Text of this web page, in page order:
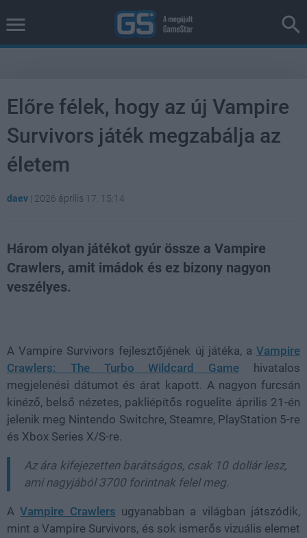
Előre félek, hogy az új Vampire
Survivors játék megzabálja az
életem
daev | 2026 április 17. 15:14
Három olyan játékot gyúr össze a Vampire
Crawlers, amit imádok és ez bizony nagyon
veszélyes.
A Vampire Survivors fejlesztőjének új játéka, a Vampire
Crawlers: The Turbo Wildcard Game hivatalos
megjelenési dátumot és árat kapott. A nagyon furcsán
kinéző, belső nézetes, pakliépítős roguelite április 21-én
jelenik meg Nintendo Switchre, Steamre, PlayStation 5-re
és Xbox Series X/S-re.
Az ára kifejezetten barátságos, csak 10 dollár lesz,
ami nagyjából 3700 forintnak felel meg.
AVampire Crawlers ugyanabban a világban játszódik,
mint a Vampire Survivors, és sok ismerős vizuális elemet